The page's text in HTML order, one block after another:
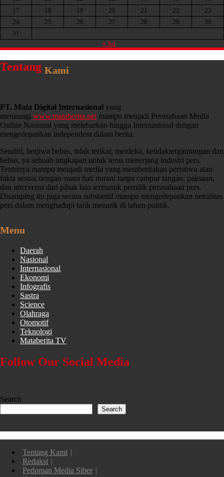
17
18 19 20 21 22
23
24
25 26 27 28 29
30
31
« Jul
Tentang Kami
PT. Mata Digital Internasional yang
menaungi www.mataberita.netmampu menjadi Perusahaan Media
Online Nasional yang melebarkan hingga Internasional dengan
mengedepankan independent dalam berita.
Sendiri, berjiwa bebas, tidak terikat, merdeka, ketidaktergantungan dan
bebas, ya sebuah ungkapan untuk terus menerjang industri pers.
Tentunya mampu menjadi media yang memberitakan peristiwa atau
fakta sesuai dengan suara hati nurani tanpa campur tangan, paksaan,
dan intervensi dari pihak lain termasuk pemilik perusahaan pers.
Disamping itu juga secara substantif mampu mengedepankan netralitas
pers dalam menghadapi tarik menarik di tahun politik.
Menu
Daerah
Nasional
Internasional
Ekonomi
Infografis
Sastra
Science
Olahraga
Otomotif
Teknologi
Mataberita TV
Follow Our Social Media
Search
Search
Tentang Kami
Redaksi
Pedoman Media Siber